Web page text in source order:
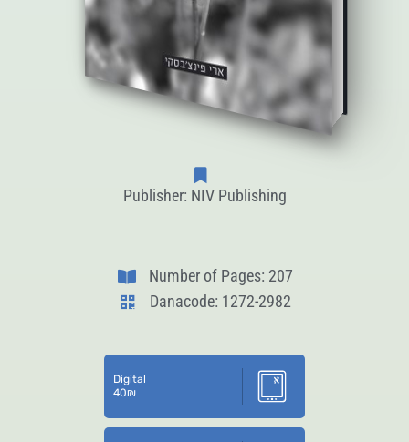
Publisher: NIV Publishing
Number of Pages: 207
Danacode: 1272-2982
Digital
40₪